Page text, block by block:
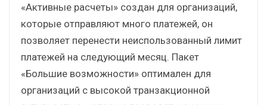
«Активные расчеты» создан для организаций,
которые отправляют много платежей, он
позволяет перенести неиспользованный лимит
платежей на следующий месяц. Пакет
«Большие возможности» оптимален для
организаций с высокой транзакционной